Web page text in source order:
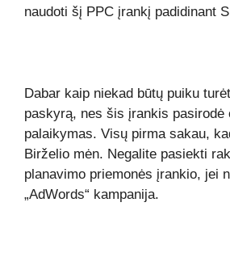
naudoti šį PPC įrankį padidinant
Dabar kaip niekad būtų puiku
paskyrą, nes šis įrankis pasirodė
palaikymas. Visų pirma sakau,
Birželio mėn. Negalite pasiekti
planavimo priemonės įrankio, jei
„AdWords“ kampanija.